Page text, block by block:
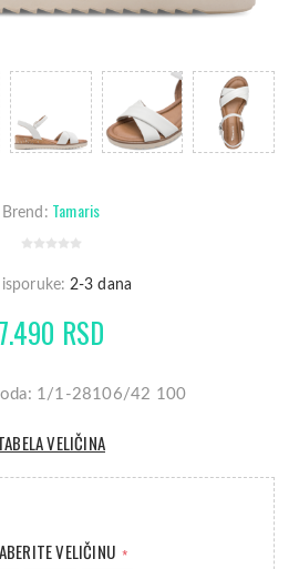
Brend: Tamaris
isporuke: 2-3 dana
7.490 RSD
1/1-28106/42 100
VELIČINA
VELIČINU *